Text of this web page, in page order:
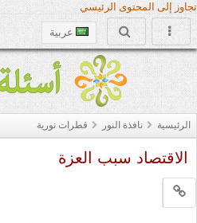
إلى المحتوى الرئيسي
عربية
الرئيسية نافذة النور قطرات نورية
الاقتصاد سبب العزة